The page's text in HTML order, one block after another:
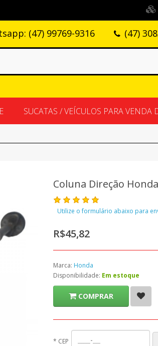
(47) 99769-9316 (47)
SUCATAS / VEÍCULOS PARA VENDA
Coluna Direção
Utilize o formulário abaixo para
R$45,82
Marca: Honda
Disponibilidade: Em estoque
COMPRAR
* CEP